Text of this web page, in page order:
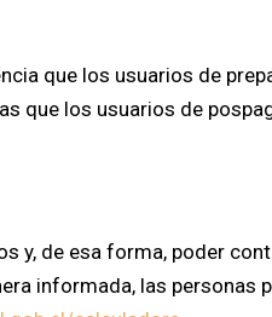
que los usuarios de
que los usuarios de
y, de esa forma, poder
informada, las personas